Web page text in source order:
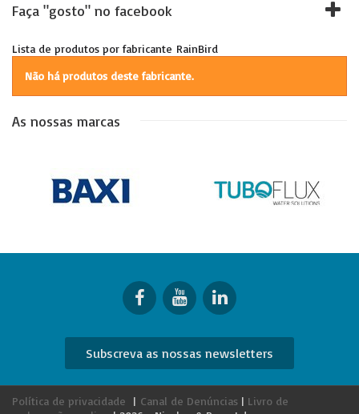
Faça "gosto" no facebook
Lista de produtos por fabricante RainBird
Não há produtos deste fabricante.
As nossas marcas
Subscreva as nossas newsletters
Política de privacidade | Canal de Denúncias | Livro de